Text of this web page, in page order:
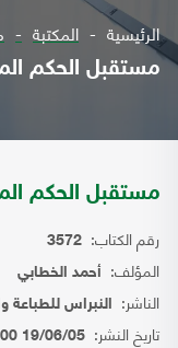
الرئيسية المكتبة
مستقبل الحكم
مستقبل الحكم
رقم الكتاب: 3572
المؤلف: أحمد الخطابي
الناشر: النبراس للطباعة
تاريخ النشر: 19/06/05 12:00:00 AM